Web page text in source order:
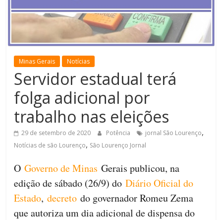
de
Minas
Minas Gerais Notícias
Servidor estadual terá
folga adicional por
trabalho nas eleições
29 de setembro de 2020 Potência jornal São Lourenço,
Notícias de são Lourenço, São Lourenço Jornal
OGoverno de Minas Gerais publicou, na
edição de sábado (26/9) doDiário Oficial do
Estado,decreto do governador Romeu Zema
que autoriza um dia adicional de dispensa do